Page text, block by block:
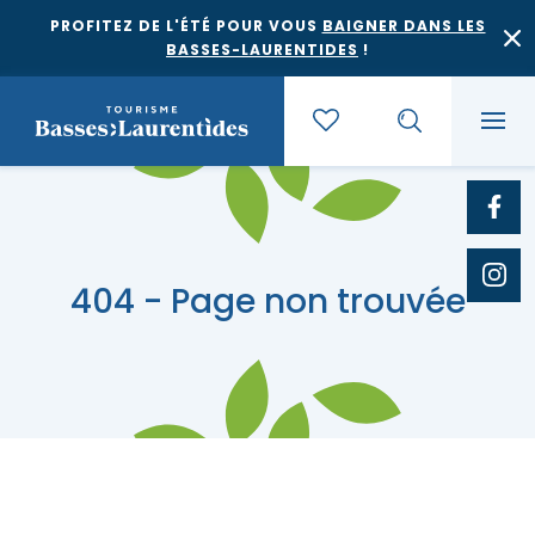
PROFITEZ DE L'ÉTÉ POUR VOUS BAIGNER DANS LES
BASSES-LAURENTIDES !
Agrotourisme et saveurs régionales
Festivals et événements
Où dormir
Bases de plein air
404 - Page non trouvée